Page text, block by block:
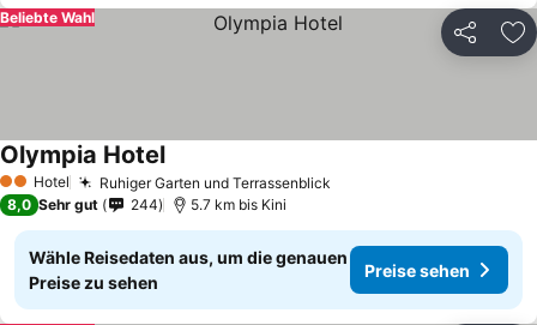
Teilen
Beliebte Wahl
2 Sterne
Hotel Ruhiger Garten und Terrassenblick
Olympia Hotel
8,0 Sehr gut 244 5.7 km bis Kini
Wähle Reisedaten aus, um die genauen
Preise zu sehen
Preise sehen